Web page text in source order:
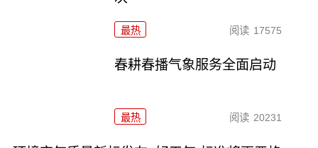
最热 阅读 17575
春耕春播气象服务全面启动
最热 阅读 20231